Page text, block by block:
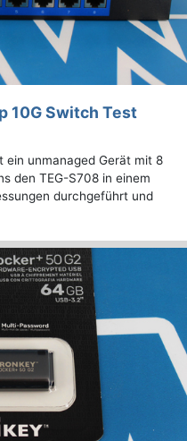
10G Switch Test
ein unmanaged Gerät mit 8
den TEG-S708 in einem
durchgeführt und